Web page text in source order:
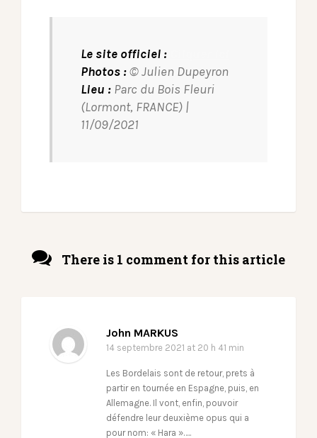
Le site officiel :
Photos :© Julien Dupeyron
Lieu : Parc du Bois Fleuri
(Lormont, FRANCE) |
11/09/2021
There is 1 comment for this article
John MARKUS
14 septembre 2021 at 20 h 41 min
Les Bordelais sont de retour, prets à
partir en tournée en Espagne, puis, en
Allemagne. Il vont, enfin, pouvoir
défendre leur deuxième opus qui a
pour nom: « Hara »…..